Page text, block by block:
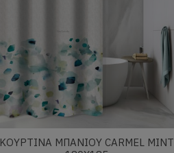
ΚΟΥΡΤΙΝΑ ΜΠΑΝΙΟΥ CARMEL MINT